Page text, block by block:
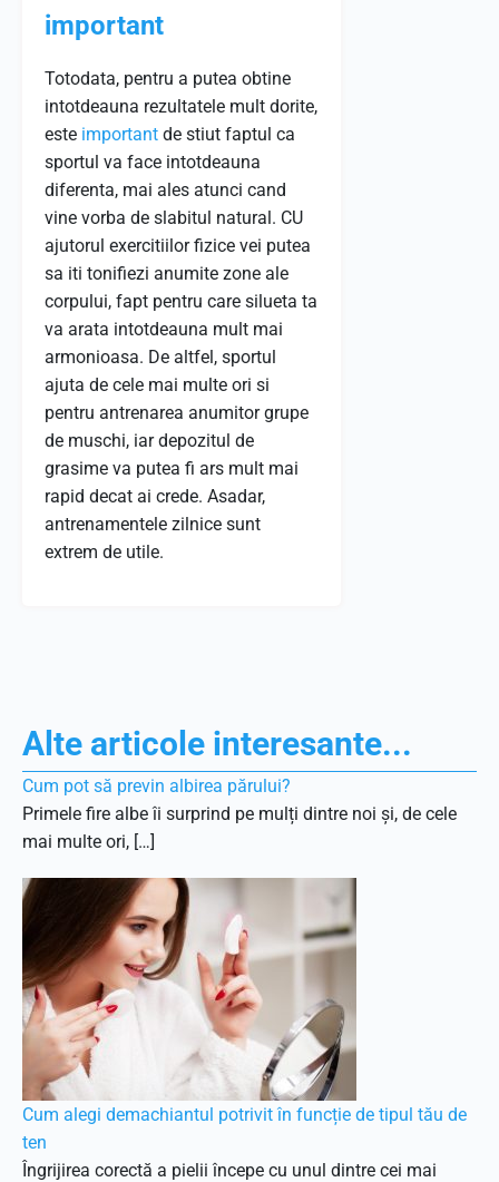
important
Totodata, pentru a putea obtine
intotdeauna rezultatele mult dorite,
este important de stiut faptul ca
sportul va face intotdeauna
diferenta, mai ales atunci cand
vine vorba de slabitul natural. CU
ajutorul exercitiilor fizice vei putea
sa iti tonifiezi anumite zone ale
corpului, fapt pentru care silueta ta
va arata intotdeauna mult mai
armonioasa. De altfel, sportul
ajuta de cele mai multe ori si
pentru antrenarea anumitor grupe
de muschi, iar depozitul de
grasime va putea fi ars mult mai
rapid decat ai crede. Asadar,
antrenamentele zilnice sunt
extrem de utile.
Alte articole interesante...
Cum pot să previn albirea părului?
Primele fire albe îi surprind pe mulți dintre noi și, de cele
mai multe ori, […]
Cum alegi demachiantul potrivit în funcție de tipul tău de
ten
Îngrijirea corectă a pielii începe cu unul dintre cei mai